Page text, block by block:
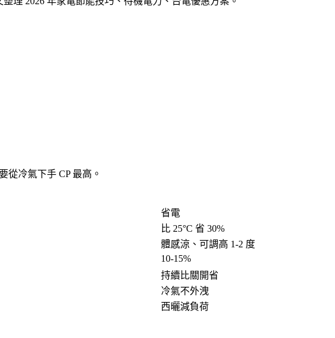
冷氣下手 CP 最高。
省電
比 25°C 省 30%
體感涼、可調高 1-2 度
10-15%
持續比關開省
冷氣不外洩
西曬減負荷